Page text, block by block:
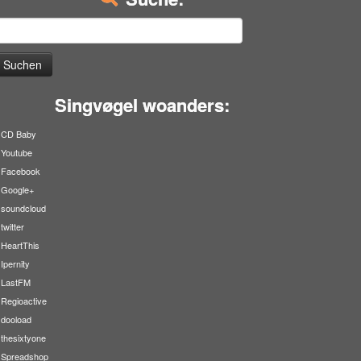
Singvøgel woanders:
CD Baby
Youtube
Facebook
Google+
soundcloud
twitter
HeartThis
Ipernity
LastFM
Regioactive
dooload
thesixtyone
Spreadshop